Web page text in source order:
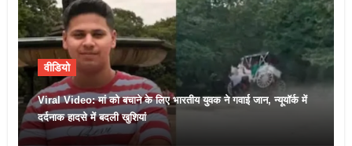
वीडियो
Viral Video: मां को बचाने के लिए भारतीय युवक ने गवाई जान, न्यूयॉर्क में
दर्दनाक हादसे में बदली खुशियां